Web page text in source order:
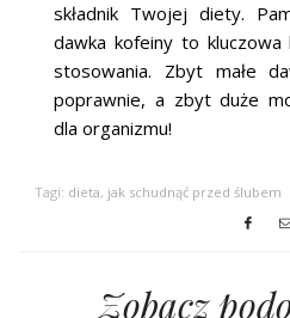
składnik Twojej diety.
dawka kofeiny to
stosowania. Zbyt małe
poprawnie, a zbyt duże
dla organizmu!
Tagi: dieta, jak schudnąć przed ślubem
Zobacz